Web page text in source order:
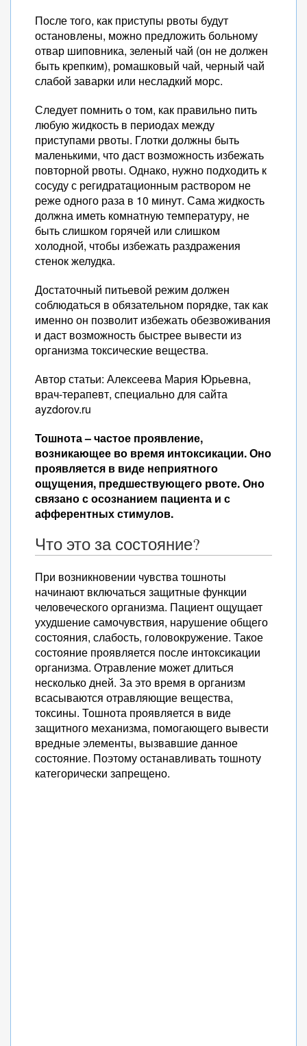
После того, как приступы рвоты будут
остановлены, можно предложить больному
отвар шиповника, зеленый чай (он не должен
быть крепким), ромашковый чай, черный чай
слабой заварки или несладкий морс.
Следует помнить о том, как правильно пить
любую жидкость в периодах между
приступами рвоты. Глотки должны быть
маленькими, что даст возможность избежать
повторной рвоты. Однако, нужно подходить к
сосуду с регидратационным раствором не
реже одного раза в 10 минут. Сама жидкость
должна иметь комнатную температуру, не
быть слишком горячей или слишком
холодной, чтобы избежать раздражения
стенок желудка.
Достаточный питьевой режим должен
соблюдаться в обязательном порядке, так как
именно он позволит избежать обезвоживания
и даст возможность быстрее вывести из
организма токсические вещества.
Автор статьи: Алексеева Мария Юрьевна,
врач-терапевт, специально для сайта
ayzdorov.ru
Тошнота – частое проявление,
возникающее во время интоксикации. Оно
проявляется в виде неприятного
ощущения, предшествующего рвоте. Оно
связано с осознанием пациента и с
афферентных стимулов.
Что это за состояние?
При возникновении чувства тошноты
начинают включаться защитные функции
человеческого организма. Пациент ощущает
ухудшение самочувствия, нарушение общего
состояния, слабость, головокружение. Такое
состояние проявляется после интоксикации
организма. Отравление может длиться
несколько дней. За это время в организм
всасываются отравляющие вещества,
токсины. Тошнота проявляется в виде
защитного механизма, помогающего вывести
вредные элементы, вызвавшие данное
состояние. Поэтому останавливать тошноту
категорически запрещено.